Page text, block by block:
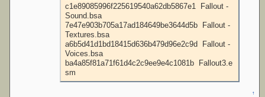
c1e89085996f225619540a62db5867e1  Fallout -
Sound.bsa
7e47e903b705a17ad184649be3644d5b  Fallout -
Textures.bsa
a6b5d41d1bd18415d636b479d96e2c9d  Fallout -
Voices.bsa
ba4a85f81a71f61d4c2c9ee9e4c1081b  Fallout3.e
sm
↑